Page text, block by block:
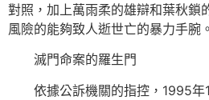
對照，加上萬雨柔的雄辯和葉秋鎖
風險的能夠致人逝世亡的暴力手腕。
滅門命案的羅生門
依據公訴機關的指控，1995年